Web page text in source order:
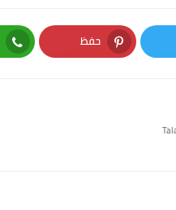
حفظ
Pinterest